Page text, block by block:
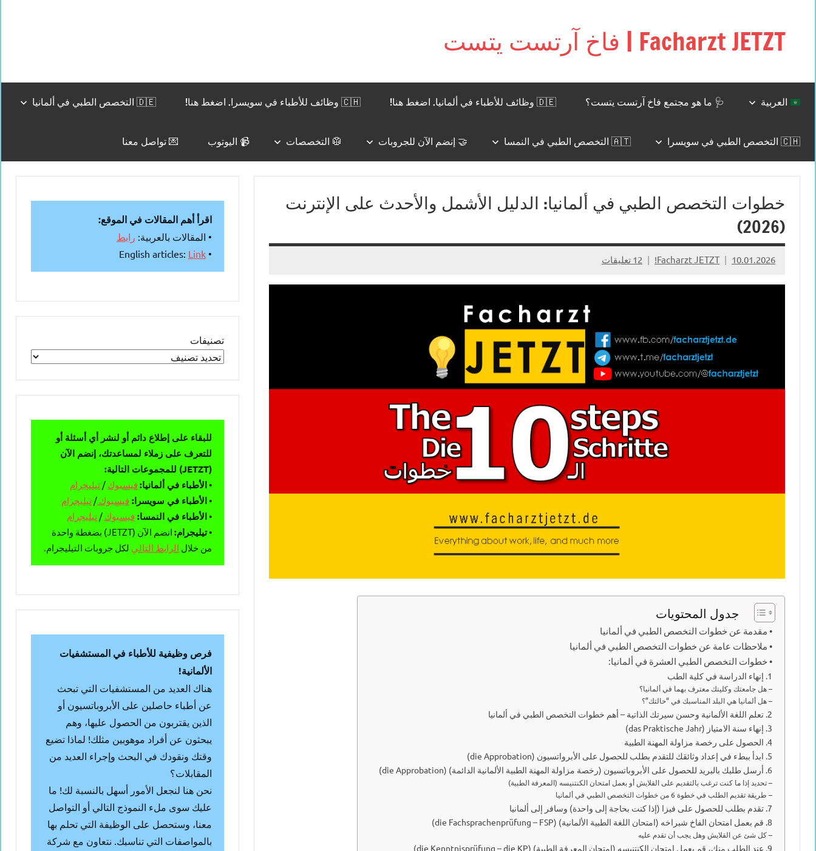
Facharzt JETZT | فاخ آرتست يتست
Free
community
for
doctors
Germany,
Switzerland,
and
العربية 🩺 ما هو مجتمع فاخ آرتست يتست؟ 🇩🇪 وظائف للأطباء في ألمانيا. اضغط هنا! 🇨🇭 وظائف للأطباء في سويسرا. اضغط هنا! 🇩🇪 التخصص الطبي في ألمانيا
🇨🇭 التخصص الطبي في سويسرا 🇦🇹 التخصص الطبي في النمسا 🤝 إنضم الآن للجروبات 🥼 التخصصات 📹 اليوتوب 💌 تواصل معنا
خطوات التخصص الطبي في ألمانيا: الدليل الأشمل والأحدث على الإنترنت
(2026)
10.01.2026
Facharzt JETZT! 12 تعليقات
جدول المحتويات
• مقدمة عن خطوات التخصص الطبي في ألمانيا
• ملاحظات عامة عن خطوات التخصص الطبي في ألمانيا
• خطوات التخصص الطبي العشرة في ألمانيا:
1. إنهاء الدراسة في كلية الطب
– هل جامعتك وكليتك معترف بهما في ألمانيا؟
– هل ألمانيا هي البلد المناسبك في “حالتك”؟
2. تعلم اللغة الألمانية وحسن سيرتك الذاتية – أهم خطوات التخصص الطبي في ألمانيا
3. إنهاء سنة الامتياز (das Praktische Jahr)
4. الحصول على رخصة مزاولة المهنة الطبية
5. ابدأ ببطء في إعداد وثائقك للتقدم بطلب للحصول على الأبرواتسيون (die Approbation)
6. أرسل طلبك بالبريد للحصول على الأبروباتسيون (رخصة مزاولة المهنة الطبية الألمانية الدائمة) (die Approbation)
– تحديد إذا ما كنت ترغب بالتقديم على القلايش أو بعمل امتحان الكنتنيسه (المعرفة الطبية)
– طريقة تقديم الطلب في خطوة 6 من خطوات التخصص الطبي في ألمانيا
7. تقدم بطلب للحصول على فيزا (إذا كنت بحاجة إلى واحدة) وسافر إلى ألمانيا
8. قم بعمل امتحان الفاخ شبراخه (امتحان اللغة الطبية الألمانية) (die Fachsprachenprüfung – FSP)
– كل شئ عن القلايش وهل يجب أن تقدم عليه
9. عند الطلب منك، قم بعمل امتحان الكنتنيسه (امتحان المعرفة الطبية) (die Kenntnisprüfung – die KP)
اقرأ أهم المقالات في الموقع:
• المقالات بالعربية: رابط
• English articles:
Link
تصنيفات
للبقاء على إطلاع دائم أو لنشر أي أسئلة أو
للتعرف على زملاء لمساعدتك، إنضم الآن
(JETZT) للمجموعات التالية:
•الأطباء في ألمانيا: فيسبوك / تيليجرام
•الأطباء في سويسرا: فيسبوك / تيليجرام
•الأطباء في النمسا: فيسبوك / تيليجرام
•تيليجرام:
انضم الآن (JETZT) بضغطة واحدة
من خلال الرابط التالي لكل جروبات التيليجرام.
فرص وظيفية للأطباء في المستشفيات
الألمانية!
هناك العديد من المستشفيات التي تبحث
عن أطباء حاصلين على الأبروباتسيون أو
الذين يقتربون من الحصول عليها، وهم
يبحثون عن أفراد موهوبين مثلك! لماذا تضيع
وقتك ونقودك في البحث وإجراء العديد من
المقابلات؟
نحن هنا لنجعل الأمور أسهل بالنسبة لك! ما
عليك سوى ملء النموذج التالي أو التواصل
معنا، وستحصل على الوظيفة التي تحلم بها
بالمواصفات التي تناسبك. نتعاون مع شركة